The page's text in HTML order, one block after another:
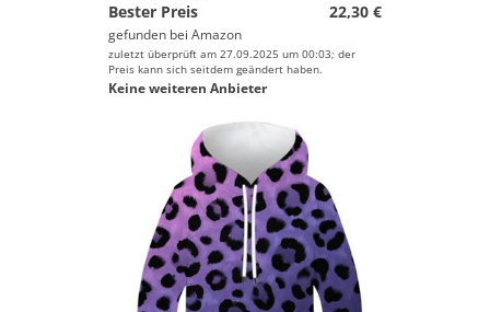
Bester Preis
22,30 €
gefunden bei Amazon
zuletzt überprüft am 27.09.2025 um 00:03; der
Preis kann sich seitdem geändert haben.
Keine weiteren Anbieter